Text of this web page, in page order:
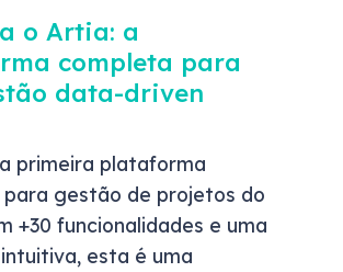
o Artia: a
completa para
data-driven
primeira plataforma
gestão de projetos do
+30 funcionalidades e uma
esta é uma